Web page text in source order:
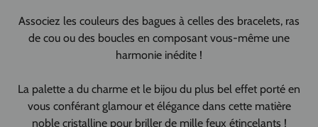
Associez les couleurs des bagues à celles des bracelets, ras
de cou ou des boucles en composant vous-même une
harmonie inédite !
La palette a du charme et le bijou du plus bel effet porté en
vous conférant glamour et élégance dans cette matière
noble cristalline pour briller de mille feux étincelants !